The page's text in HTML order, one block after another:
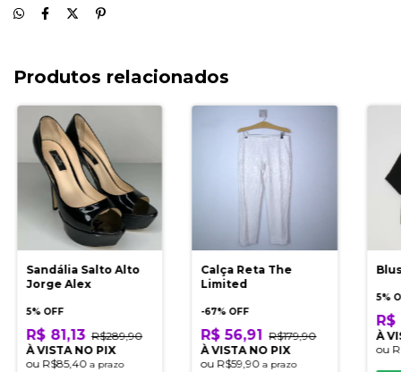
Produtos relacionados
Sandália Salto Alto
Jorge Alex
5% OFF
R$ 81,13 R$289,90
À VISTA NO PIX
ou R$85,40 a prazo
Calça Reta The
Limited
-67% OFF
R$ 56,91 R$179,90
À VISTA NO PIX
ou R$59,90a prazo
5%
R$
À
ou